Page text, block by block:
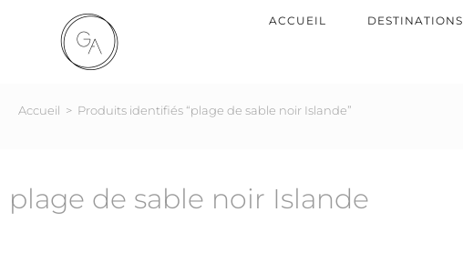
ACCUEIL DESTINATIONS
Accueil > Produits identifiés “plage de sable noir Islande”
plage de sable noir Islande